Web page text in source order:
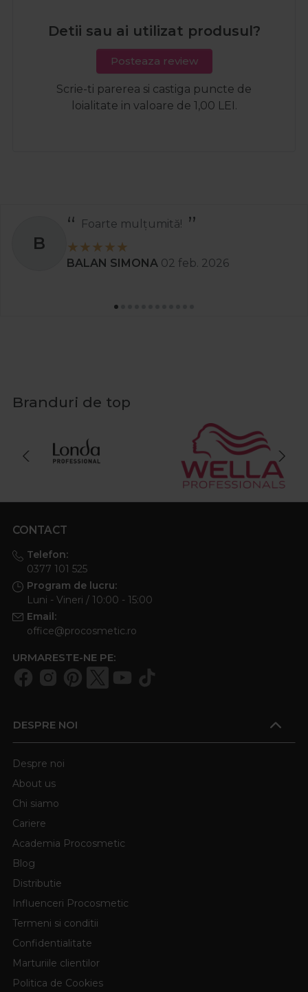
Detii sau ai utilizat produsul?
Posteaza review
Scrie-ti parerea si castiga puncte de
loialitate in valoare de 1,00 LEI.
Recomand
Stanciu Aura Andreea 02 apr. 2025
Branduri de top
CONTACT
Telefon:
0377 101 525
Program de lucru:
Luni - Vineri / 10:00 - 15:00
Email:
office@procosmetic.ro
URMARESTE-NE PE:
DESPRE NOI
Despre noi
About us
Chi siamo
Cariere
Academia Procosmetic
Blog
Distributie
Influenceri Procosmetic
Termeni si conditii
Confidentialitate
Marturiile clientilor
Politica de Cookies